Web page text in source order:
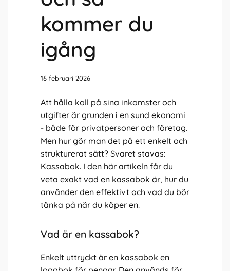
kommer du
igång
16 februari 2026
Att hålla koll på sina inkomster och
utgifter är grunden i en sund ekonomi
- både för privatpersoner och företag.
Men hur gör man det på ett enkelt och
strukturerat sätt? Svaret stavas:
Kassabok. I den här artikeln får du
veta exakt vad en kassabok är, hur du
använder den effektivt och vad du bör
tänka på när du köper en.
Vad är en kassabok?
Enkelt uttryckt är en kassabok en